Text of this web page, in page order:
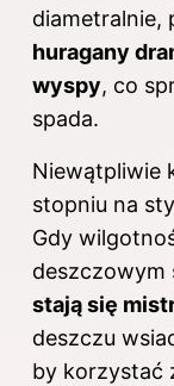
diametralnie,
huragany
wyspy, co
spada.
Niewątpliwie
stopniu na
Gdy
deszczowym
stają się
deszczu
by korzystać